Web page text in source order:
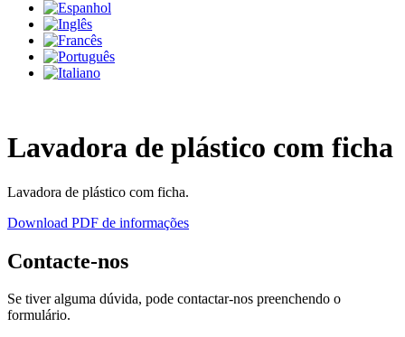
Lavadora de plástico com ficha
Lavadora de plástico com ficha.
Download PDF de informações
Contacte-nos
Se tiver alguma dúvida, pode contactar-nos preenchendo o
formulário.